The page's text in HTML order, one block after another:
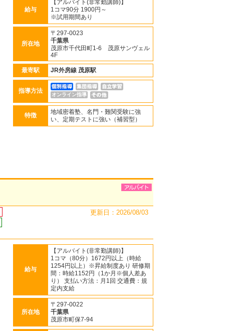
給与
【アルバイト(非常勤講師)】
1コマ90分 1900円～
※試用期間あり
所在地
〒297-0023
千葉県
茂原市千代田町1-6 茂原サンヴェル
4F
最寄駅 JR外房線 茂原駅
指導方法
オンライン指導
特徴
地域密着塾、名門・難関受験に強
い、定期テストに強い（補習型）
更新日：2026/08/03
給与
【アルバイト(非常勤講師)】
1コマ（80分）1672円以上（時給
1254円以上）※昇給制度あり 研修期
間：時給1152円（1か月※個人差あ
り） 支払い方法：月1回 交通費：規
定内支給
所在地
〒297-0022
千葉県
茂原市町保7-94